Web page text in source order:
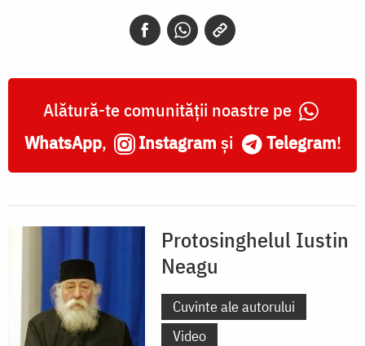
Alătură-te comunității noastre pe
WhatsApp, Instagram și Telegram!
Protosinghelul Iustin
Neagu
Cuvinte ale autorului
Video